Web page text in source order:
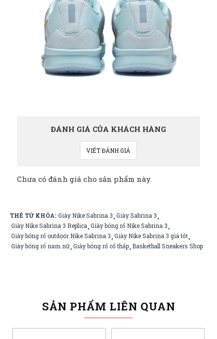
ĐÁNH GIÁ CỦA KHÁCH HÀNG
VIẾT ĐÁNH GIÁ
Chưa có đánh giá cho sản phẩm này.
THẺ TỪ KHÓA: Giày Nike Sabrina 3,Giày Sabrina 3,
Giày Nike Sabrina 3 Replica,Giày bóng rổ Nike Sabrina 3,
Giày bóng rổ outdoor Nike Sabrina 3,Giày Nike Sabrina 3 giá tốt,
Giày bóng rổ nam nữ,Giày bóng rổ cổ thấp,Basketball Sneakers Shop
SẢN PHẨM LIÊN QUAN